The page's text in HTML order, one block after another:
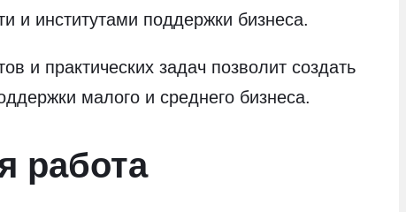
и институтами поддержки бизнеса.
и практических задач позволит создать
малого и среднего бизнеса.
работа